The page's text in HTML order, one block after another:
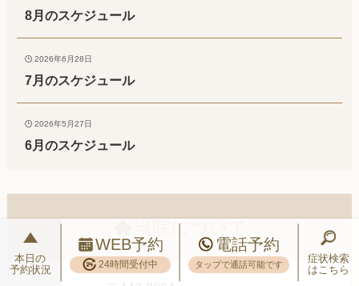
8月のスケジュール
2026年6月28日
7月のスケジュール
2026年5月27日
6月のスケジュール
当院について
本日の
予約状況
WEB予約
24時間受付中
電話予約
タップで通話可能です
症状検索
はこちら